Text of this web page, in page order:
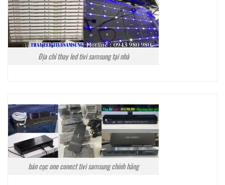
Địa chỉ thay led tivi samsung tại nhà
bán cục one conect tivi samsung chính hãng